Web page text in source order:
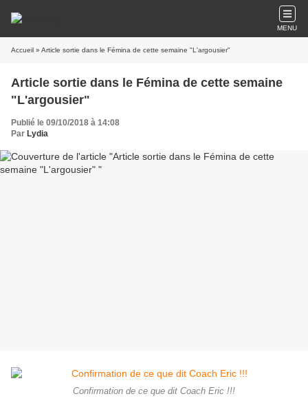
MENU
Accueil » Article sortie dans le Fémina de cette semaine "L'argousier"
Article sortie dans le Fémina de cette semaine
"L'argousier"
Publié le 09/10/2018 à 14:08
Par Lydia
Confirmation de ce que dit Coach Eric !!!